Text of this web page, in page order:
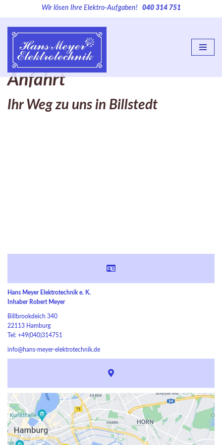
Inhalt
springen
Wir lösen Ihre Elektro-Aufgaben! 040 314 751
Anfahrt
Ihr Weg zu uns in Billstedt
Hans Meyer Elektrotechnik e. K.
Inhaber Robert Meyer
Billbrookdeich 340
22113 Hamburg
Tel: +49(040)314751
info@hans-meyer-elektrotechnik.de